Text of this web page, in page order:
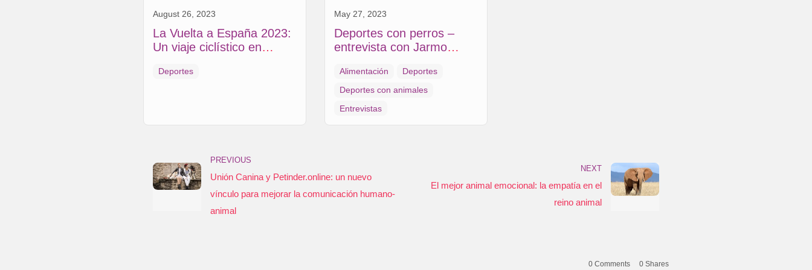
August 26, 2023
La Vuelta a España 2023:
Un viaje ciclístico en
mascotas
Deportes
May 27, 2023
Deportes con perros –
entrevista con Jarmo
Alimentación
Deportes
Deportes con animales
Entrevistas
PREVIOUS
Unión Canina y Petinder.online: un nuevo
vínculo para mejorar la comunicación humano-
animal
NEXT
El mejor animal emocional: la empatía en el
reino animal
0 Comments 0 Shares